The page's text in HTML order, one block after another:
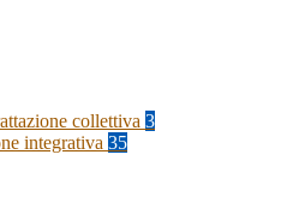
collettiva 3
integrativa 35